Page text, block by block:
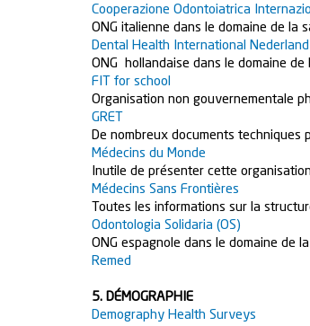
Cooperazione Odontoiatrica
ONG italienne dans le domaine de la
Dental Health International Nederland
ONG hollandaise dans le domaine
FIT for school
Organisation non gouvernementale
GRET
De nombreux documents techniques
Médecins du Monde
Inutile de présenter cette
Médecins Sans Frontières
Toutes les informations sur la
Odontologia Solidaria (OS)
ONG espagnole dans le domaine de
Remed
5. DÉMOGRAPHIE
Demography Health Surveys